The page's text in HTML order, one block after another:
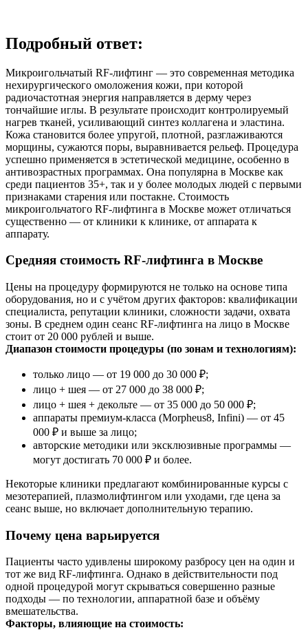
Подробный ответ:
Микроигольчатый RF-лифтинг — это современная методика
нехирургического омоложения кожи, при которой
радиочастотная энергия направляется в дерму через
тончайшие иглы. В результате происходит контролируемый
нагрев тканей, усиливающий синтез коллагена и эластина.
Кожа становится более упругой, плотной, разглаживаются
морщины, сужаются поры, выравнивается рельеф. Процедура
успешно применяется в эстетической медицине, особенно в
антивозрастных программах. Она популярна в Москве как
среди пациентов 35+, так и у более молодых людей с первыми
признаками старения или постакне. Стоимость
микроигольчатого RF-лифтинга в Москве может отличаться
существенно — от клиники к клинике, от аппарата к
аппарату.
Средняя стоимость RF-лифтинга в Москве
Цены на процедуру формируются не только на основе типа
оборудования, но и с учётом других факторов: квалификации
специалиста, репутации клиники, сложности задачи, охвата
зоны. В среднем один сеанс RF-лифтинга на лицо в Москве
стоит от 20 000 рублей и выше.
Диапазон стоимости процедуры (по зонам и технологиям):
только лицо — от 19 000 до 30 000 ₽;
лицо + шея — от 27 000 до 38 000 ₽;
лицо + шея + декольте — от 35 000 до 50 000 ₽;
аппараты премиум-класса (Morpheus8, Infini) — от 45
000 ₽ и выше за лицо;
авторские методики или эксклюзивные программы —
могут достигать 70 000 ₽ и более.
Некоторые клиники предлагают комбинированные курсы с
мезотерапией, плазмолифтингом или уходами, где цена за
сеанс выше, но включает дополнительную терапию.
Почему цена варьируется
Пациенты часто удивлены широкому разбросу цен на один и
тот же вид RF-лифтинга. Однако в действительности под
одной процедурой могут скрываться совершенно разные
подходы — по технологии, аппаратной базе и объёму
вмешательства.
Факторы, влияющие на стоимость: